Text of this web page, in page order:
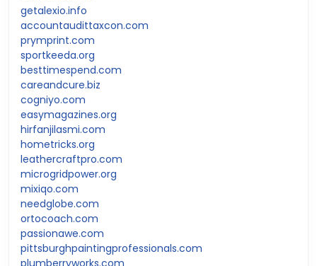
getalexio.info
accountaudittaxcon.com
prymprint.com
sportkeeda.org
besttimespend.com
careandcure.biz
cogniyo.com
easymagazines.org
hirfanjilasmi.com
hometricks.org
leathercraftpro.com
microgridpower.org
mixiqo.com
needglobe.com
ortocoach.com
passionawe.com
pittsburghpaintingprofessionals.com
plumberryworks.com